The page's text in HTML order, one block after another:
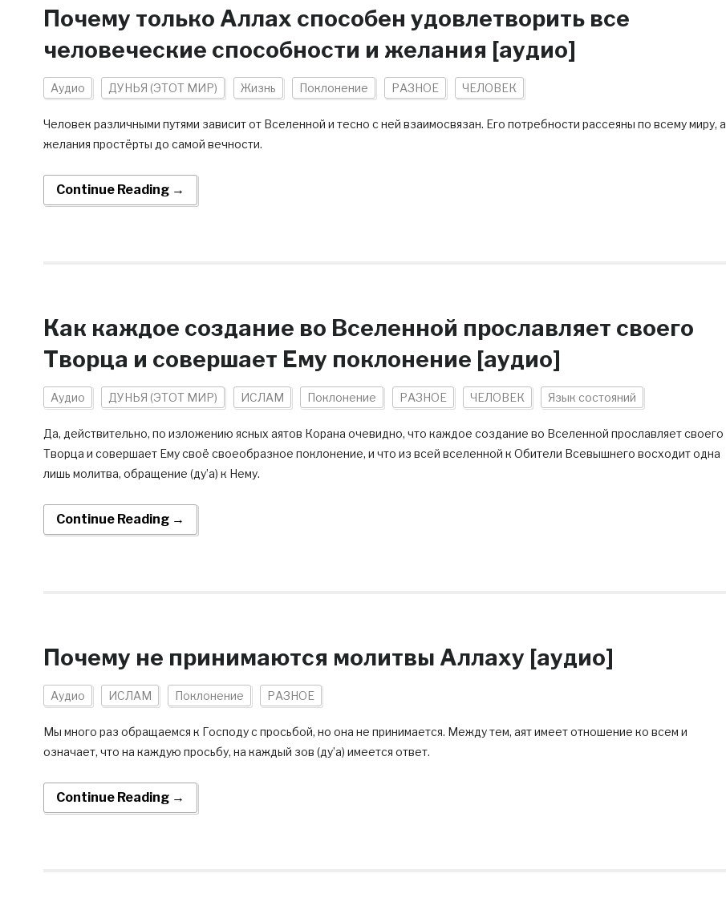
Почему только Аллах способен удовлетворить все
человеческие способности и желания [аудио]
Аудио ДУНЬЯ (ЭТОТ МИР) Жизнь Поклонение РАЗНОЕ ЧЕЛОВЕК
Человек различными путями зависит от Вселенной и тесно с ней взаимосвязан. Его потребности рассеяны по всему миру, а
желания простёрты до самой вечности.
Continue Reading →
Как каждое создание во Вселенной прославляет своего
Творца и совершает Ему поклонение [аудио]
Аудио ДУНЬЯ (ЭТОТ МИР) ИСЛАМ Поклонение РАЗНОЕ ЧЕЛОВЕК Язык состояний
Да, действительно, по изложению ясных аятов Корана очевидно, что каждое создание во Вселенной прославляет своего
Творца и совершает Ему своё своеобразное поклонение, и что из всей вселенной к Обители Всевышнего восходит одна
лишь молитва, обращение (ду’а) к Нему.
Continue Reading →
Почему не принимаются молитвы Аллаху [аудио]
Аудио ИСЛАМ Поклонение РАЗНОЕ
Мы много раз обращаемся к Господу с просьбой, но она не принимается. Между тем, аят имеет отношение ко всем и
означает, что на каждую просьбу, на каждый зов (ду’а) имеется ответ.
Continue Reading →